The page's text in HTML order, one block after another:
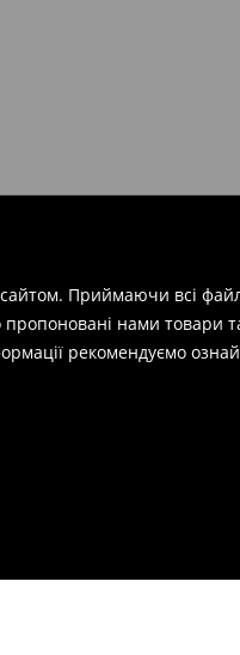
Приймаючи всі
нами товари
рекомендуємо